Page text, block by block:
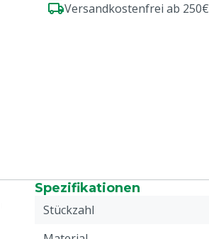
Versandkostenfrei ab 250€
Spezifikationen
Stückzahl